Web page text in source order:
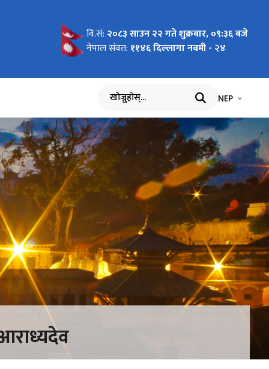
वि.सं: २०८३ साउन २२ गते शुक्रबार, ०९:३६ बजे
नेपाल संवत: ११४६ दिल्लागा नवमी - २४
खोज्नुहोस् भाषा चयन
NEP